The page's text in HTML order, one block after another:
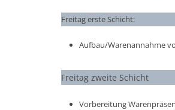
Freitag erste Schicht:
Aufbau/Warenannahme
Freitag zweite Schicht
Vorbereitung